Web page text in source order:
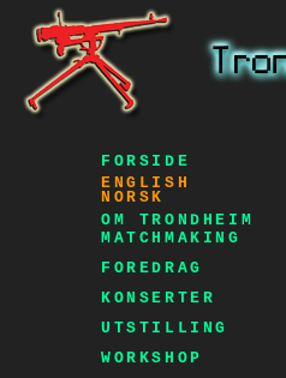
FORSIDE
ENGLISH
NORSK
OM TRONDHEIM
MATCHMAKING
FOREDRAG
KONSERTER
UTSTILLING
WORKSHOP